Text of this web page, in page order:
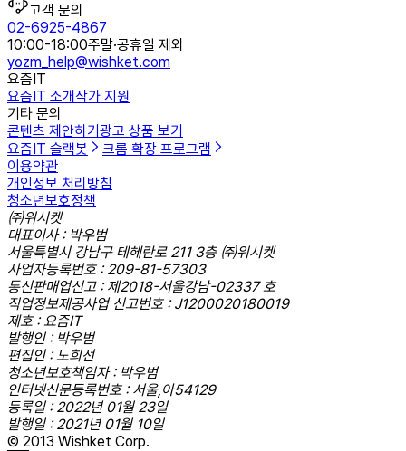
고객 문의
02-6925-4867
10:00-18:00주말·공휴일 제외
yozm_help@wishket.com
요즘IT
요즘IT 소개작가 지원
기타 문의
콘텐츠 제안하기광고 상품 보기
요즘IT 슬랙봇
크롬 확장 프로그램
이용약관
개인정보 처리방침
청소년보호정책
㈜위시켓
대표이사 : 박우범
서울특별시 강남구 테헤란로 211 3층 ㈜위시켓
사업자등록번호 : 209-81-57303
통신판매업신고 : 제2018-서울강남-02337 호
직업정보제공사업 신고번호 : J1200020180019
제호 : 요즘IT
발행인 : 박우범
편집인 : 노희선
청소년보호책임자 : 박우범
인터넷신문등록번호 : 서울,아54129
등록일 : 2022년 01월 23일
발행일 : 2021년 01월 10일
© 2013 Wishket Corp.